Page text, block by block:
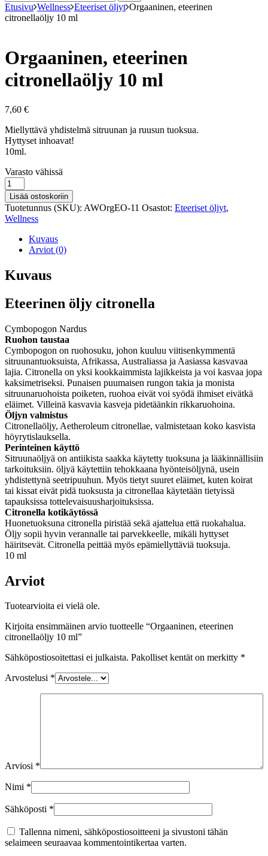
Etusivu Wellness Eteeriset öljyt Orgaaninen, eteerinen
citronellaöljy 10 ml
Orgaaninen, eteerinen
citronellaöljy 10 ml
7,60 €
Miellyttävä yhdistelmä sitruunan ja ruusun tuoksua.
Hyttyset inhoavat!
10ml.
Varastosaldo
Varasto vähissä
Orgaaninen,
eteerinen
citronellaöljy
10
ml
määrä
Lisää ostoskoriin
Tuotetunnus (SKU): AWOrgEO-11 Osastot: Eteeriset öljyt,
Wellness
Kuvaus
Arviot (0)
Kuvaus
Eteerinen öljy citronella
Cymbopogon Nardus
Ruohon taustaa
Cymbopogon on ruohosuku, johon kuuluu viitisenkymmentä
sitruunantuoksuista, Afrikassa, Australiassa ja Aasiassa kasvavaa
lajia. Citronella on yksi kookkaimmista lajikkeista ja voi kasvaa jopa
kaksimetriseksi. Punaisen puumaisen rungon takia ja monista
sitruunaruohoista poiketen, ruohoa eivät voi syödä ihmiset eivätkä
eläimet. Villeinä kasvavia kasveja pidetäänkin rikkaruohoina.
Öljyn valmistus
Citronellaöljy, Aetheroleum citronellae, valmistetaan koko kasvista
höyrytislauksella.
Perinteinen käyttö
Sitruunaöljyä on antiikista saakka käytetty tuoksuna ja lääkinnällisiin
tarkoituksiin. öljyä käytettiin tehokkaana hyönteisöljynä, usein
yhdistettynä seetripuuhun. Myös tietyt suuret eläimet, kuten koirat
tai kissat eivät pidä tuoksusta ja citronellaa käytetään tietyissä
tapauksissa tottelevaisuusharjoituksissa.
Citronella kotikäytössä
Huonetuoksuna citronella piristää sekä ajattelua että ruokahalua.
Öljy sopii hyvin verannalle tai parvekkeelle, mikäli hyttyset
häiritsevät. Citronella peittää myös epämiellyttäviä tuoksuja.
10 ml
Arviot
Tuotearvioita ei vielä ole.
Kirjoita ensimmäinen arvio tuotteelle “Orgaaninen, eteerinen
citronellaöljy 10 ml”
Sähköpostiosoitettasi ei julkaista. Pakolliset kentät on merkitty *
Arvostelusi *
Arviosi *
Nimi *
Sähköposti *
Tallenna nimeni, sähköpostiosoitteeni ja sivustoni tähän
selaimeen seuraavaa kommentointikertaa varten.